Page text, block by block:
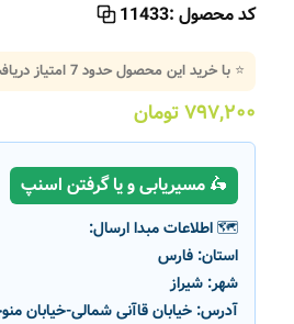
کد محصول :11433
⭐ با خرید این محصول حدود7امتیاز
۷۹۷,۲۰۰تومان
🛵 مسیریابی و یا گرفتن اسنپ
🗺️ اطلاعات مبدا ارسال:
استان: فارس
شهر: شیراز
آدرس: